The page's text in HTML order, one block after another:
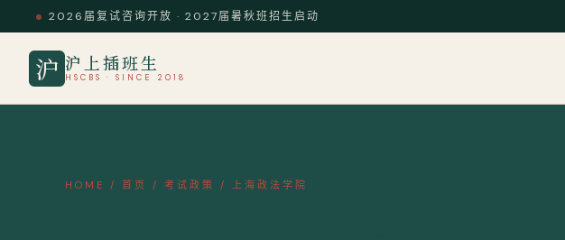
2026届复试咨询开放 · 2027届暑秋班招生启动
沪 沪上插班生
HSCBS · SINCE 2018
HOME / 首页 / 考试政策 / 上海政法学院